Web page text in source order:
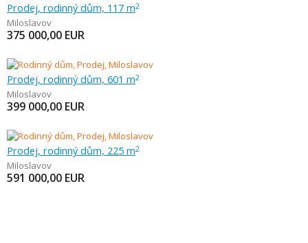
Prodej, rodinný dům, 117 m2
Miloslavov
375 000,00 EUR
Prodej, rodinný dům, 601 m2
Miloslavov
399 000,00 EUR
Prodej, rodinný dům, 225 m2
Miloslavov
591 000,00 EUR